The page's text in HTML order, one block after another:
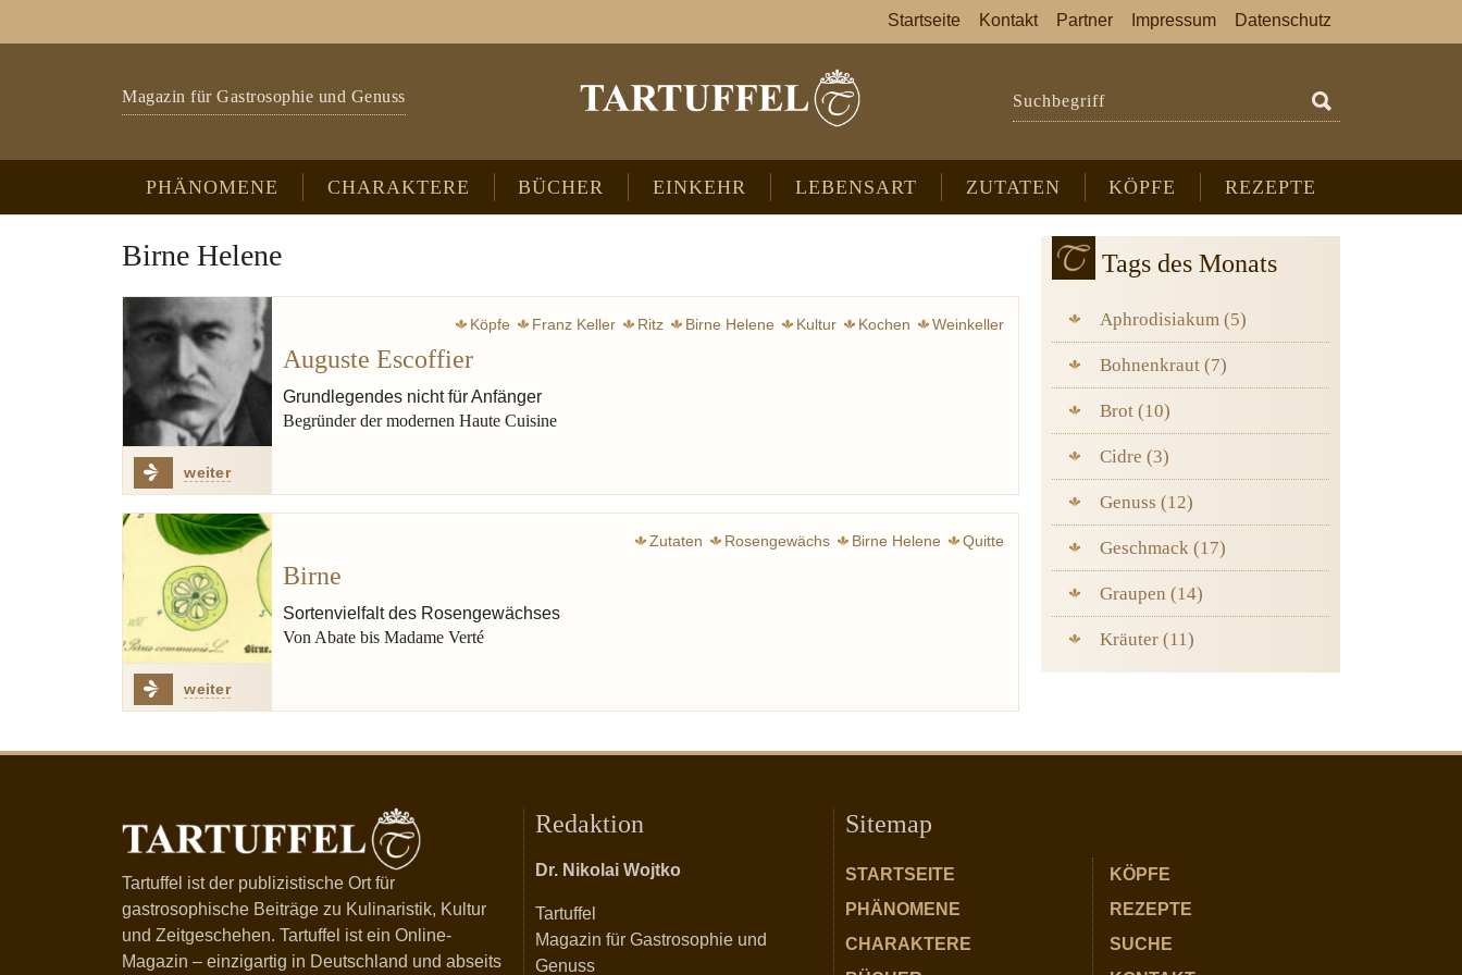
Magazin für Gastrosophie und Genuss Suchbegriff
PHÄNOMENE CHARAKTERE BÜCHER EINKEHR LEBENSART ZUTATEN KÖPFE REZEPTE
Startseite Kontakt Partner Impressum Datenschutz
Birne Helene
weiter
Köpfe Franz Keller Ritz Birne Helene Kultur Kochen Weinkeller
Auguste Escoffier
Grundlegendes nicht für Anfänger
Begründer der modernen Haute Cuisine
weiter
Zutaten Rosengewächs Birne Helene Quitte
Birne
Sortenvielfalt des Rosengewächses
Von Abate bis Madame Verté
Tags des Monats
Aphrodisiakum (5)
Bohnenkraut (7)
Brot (10)
Cidre (3)
Genuss (12)
Geschmack (17)
Graupen (14)
Kräuter (11)
Tartuffel ist der publizistische Ort für
gastrosophische Beiträge zu Kulinaristik, Kultur
und Zeitgeschehen. Tartuffel ist ein Online-
Magazin – einzigartig in Deutschland und abseits
Redaktion
Dr. Nikolai Wojtko
Tartuffel
Magazin für Gastrosophie und
Genuss
Sitemap
STARTSEITE
PHÄNOMENE
CHARAKTERE
KÖPFE
REZEPTE
SUCHE